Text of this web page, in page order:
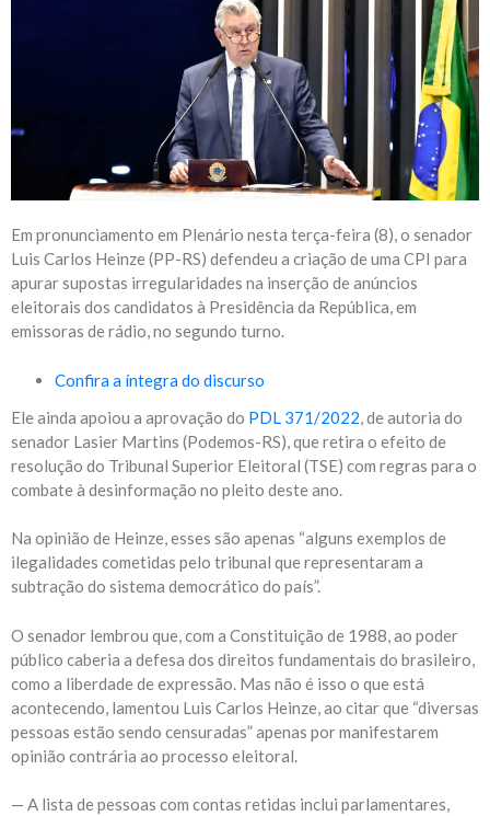
Em pronunciamento em Plenário nesta terça-feira (8), o senador
Luis Carlos Heinze (PP-RS) defendeu a criação de uma CPI para
apurar supostas irregularidades na inserção de anúncios
eleitorais dos candidatos à Presidência da República, em
emissoras de rádio, no segundo turno.
Confira a íntegra do discurso
Ele ainda apoiou a aprovação do PDL 371/2022, de autoria do
senador Lasier Martins (Podemos-RS), que retira o efeito de
resolução do Tribunal Superior Eleitoral (TSE) com regras para o
combate à desinformação no pleito deste ano.
Na opinião de Heinze, esses são apenas “alguns exemplos de
ilegalidades cometidas pelo tribunal que representaram a
subtração do sistema democrático do país”.
O senador lembrou que, com a Constituição de 1988, ao poder
público caberia a defesa dos direitos fundamentais do brasileiro,
como a liberdade de expressão. Mas não é isso o que está
acontecendo, lamentou Luis Carlos Heinze, ao citar que “diversas
pessoas estão sendo censuradas” apenas por manifestarem
opinião contrária ao processo eleitoral.
— A lista de pessoas com contas retidas inclui parlamentares,